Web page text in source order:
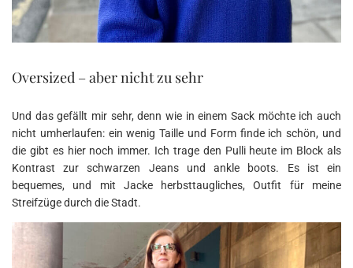
Oversized – aber nicht zu sehr
Und das gefällt mir sehr, denn wie in einem Sack möchte ich auch
nicht umherlaufen: ein wenig Taille und Form finde ich schön, und
die gibt es hier noch immer. Ich trage den Pulli heute im Block als
Kontrast zur schwarzen Jeans und ankle boots. Es ist ein
bequemes, und mit Jacke herbsttaugliches, Outfit für meine
Streifzüge durch die Stadt.